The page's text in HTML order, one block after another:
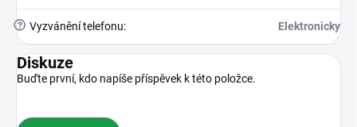
? Vyzvánění telefonu: Elektronicky
Diskuze
Buďte první, kdo napíše příspěvek k této položce.